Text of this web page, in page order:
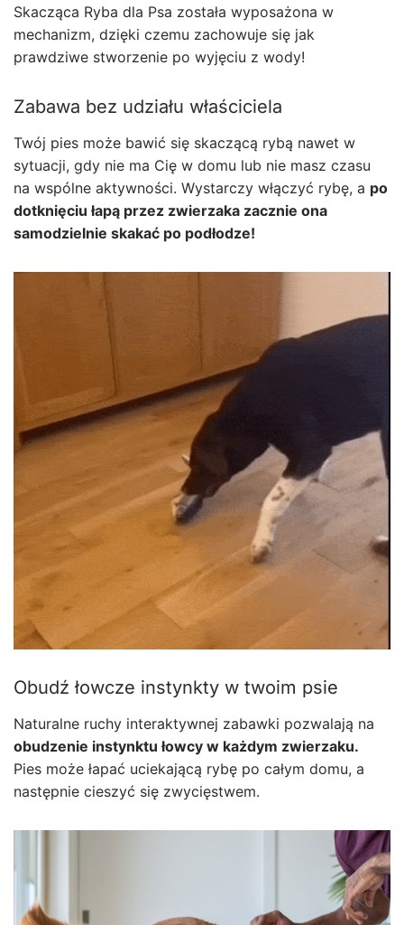
Skacząca Ryba dla Psa została wyposażona w
mechanizm, dzięki czemu zachowuje się jak
prawdziwe stworzenie po wyjęciu z wody!
Zabawa bez udziału właściciela
Twój pies może bawić się skaczącą rybą nawet w
sytuacji, gdy nie ma Cię w domu lub nie masz czasu
na wspólne aktywności. Wystarczy włączyć rybę, a po
dotknięciu łapą przez zwierzaka zacznie ona
samodzielnie skakać po podłodze!
Obudź łowcze instynkty w twoim psie
Naturalne ruchy interaktywnej zabawki pozwalają na
obudzenie instynktu łowcy w każdym zwierzaku.
Pies może łapać uciekającą rybę po całym domu, a
następnie cieszyć się zwycięstwem.